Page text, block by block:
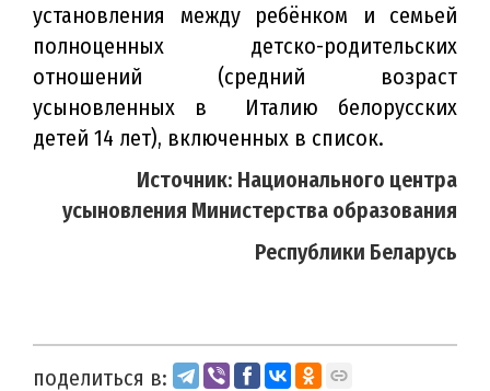
установления между ребёнком и семьей
полноценных детско-родительских
отношений (средний возраст
усыновленных в Италию белорусских
детей 14 лет), включенных в список.
Источник: Национального центра
усыновления Министерства образования
Республики Беларусь
поделиться в: